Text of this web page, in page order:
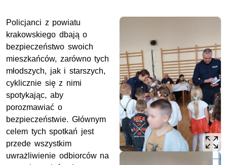
Policjanci z powiatu
krakowskiego dbają o
bezpieczeństwo swoich
mieszkańców, zarówno tych
młodszych, jak i starszych,
cyklicznie się z nimi
spotykając, aby
porozmawiać o
bezpieczeństwie. Głównym
celem tych spotkań jest
przede wszystkim
uwrażliwienie odbiorców na